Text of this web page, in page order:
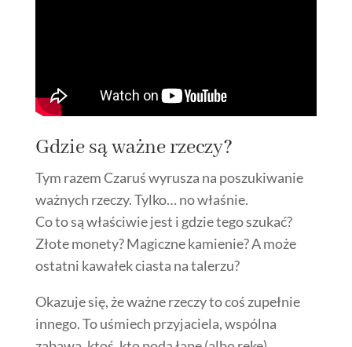
Gdzie są ważne rzeczy?
Tym razem Czaruś wyrusza na poszukiwanie
ważnych rzeczy. Tylko… no właśnie.
Co to są właściwie jest i gdzie tego szukać?
Złote monety? Magiczne kamienie? A może
ostatni kawałek ciasta na talerzu?
Okazuje się, że ważne rzeczy to coś zupełnie
innego. To uśmiech przyjaciela, wspólna